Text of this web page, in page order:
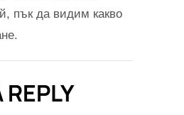
пък да видим какво
REPLY